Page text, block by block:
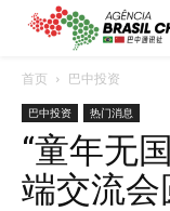
首页 巴中投资
巴中投资 热门消息
“童年无
端交流